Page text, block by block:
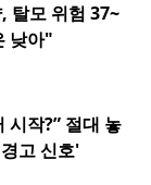
탈모 위험 37~
낮아"
시작?” 절대 놓
고 신호'